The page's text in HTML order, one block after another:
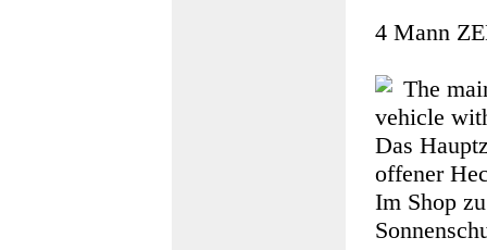
4 Mann
The
vehicle
Das
offener
Im Shop